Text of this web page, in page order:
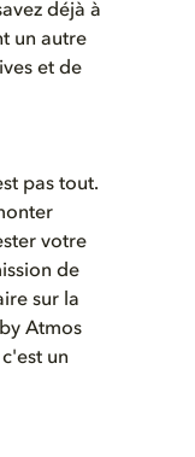
déjà à
un autre
et de
pas tout.
votre
de
sur la
Atmos
un